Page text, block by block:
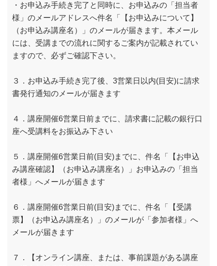
・お申込み手続き完了と同時に、お申込みの「担当者
様」のメールアドレスへ件名「【お申込みについて】
（お申込み講座名）」のメールが届きます。本メール
には、受講までの流れに関するご案内が記載されてい
ますので、必ずご確認下さい。
３．お申込み手続き完了後、3営業日以内(目安)に請求
書発行通知のメールが届きます
４．講座開催6営業日前までに、請求書に記載の銀行口
座へ受講料をお振込み下さい
５．講座開催6営業日前(目安)までに、件名「【お申込
み講座確認】（お申込み講座名）」お申込みの「担当
者様」へメールが届きます
６．講座開催6営業日前(目安)までに、件名「【受講
票】（お申込み講座名）」のメールが「参加者様」へ
メールが届きます
７．【オンライン講座、または、事前課題がある講座